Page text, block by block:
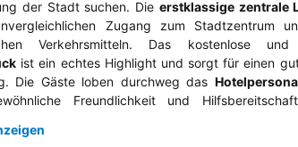
der Stadt suchen. Die erstklassige zentrale
Zugang zum Stadtzentrum
Verkehrsmitteln. Das kostenlose und
ist ein echtes Highlight und sorgt für einen
Die Gäste loben durchweg das
Freundlichkeit und
das nicht zur belebten Straße zeigt.